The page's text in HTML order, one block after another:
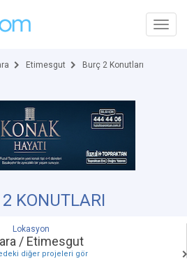
Etimesgut Burç 2 Konutları
2 KONUTLARI
Lokasyon
/ Etimesgut
diğer projeleri gör